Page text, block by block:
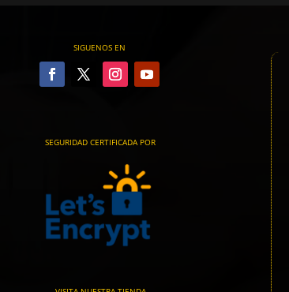
SIGUENOS EN
SEGURIDAD CERTIFICADA POR